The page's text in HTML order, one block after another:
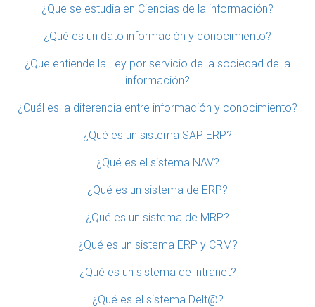
¿Que se estudia en Ciencias de la información?
¿Qué es un dato información y conocimiento?
¿Que entiende la Ley por servicio de la sociedad de la
información?
¿Cuál es la diferencia entre información y conocimiento?
¿Qué es un sistema SAP ERP?
¿Qué es el sistema NAV?
¿Qué es un sistema de ERP?
¿Qué es un sistema de MRP?
¿Qué es un sistema ERP y CRM?
¿Qué es un sistema de intranet?
¿Qué es el sistema Delt@?